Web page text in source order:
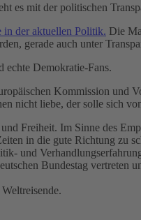
es mit der politischen
in der aktuellen Politik. Die
gerade auch unter
echte Demokratie-Fans.
Kommission und
nicht liebe, der solle sich
Freiheit. Im Sinne des
in die gute Richtung zu
und
Bundestag vertreten